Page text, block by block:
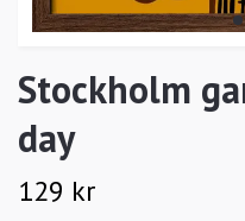
Stockholm
day
129 kr